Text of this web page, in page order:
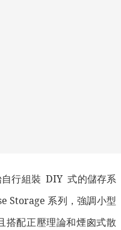
自行組裝DIY式的儲存系
Storage 系列，強調小型
搭配正壓理論和煙囪式散